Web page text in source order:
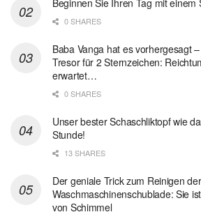
0 SHARES
Baba Vanga hat es vorhergesagt
Tresor für 2 Sternzeichen:
erwartet…
0 SHARES
Unser bester Schaschliktopf wie
Stunde!
13 SHARES
Der geniale Trick zum Reinigen der
Waschmaschinenschublade: Sie
von Schimmel